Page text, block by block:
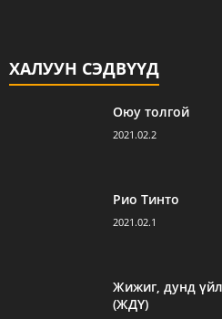
ХАЛУУН СЭДВҮҮД
Оюу толгой
2021.02.2
Рио Тинто
2021.02.1
Жижиг, дунд
(ЖДҮ)